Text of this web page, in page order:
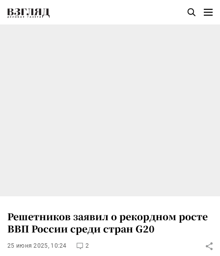
Решетников заявил о рекордном росте
ВВП России среди стран G20
25 июня 2025, 10:24 2